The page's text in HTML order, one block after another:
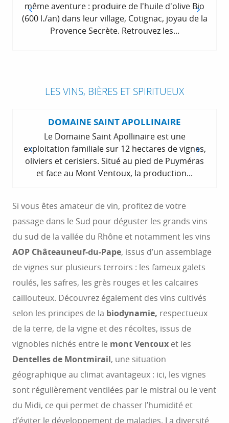
même aventure : produire de l'huile d'olive Bio
(600 l./an) dans leur village, Cotignac, joyau de la
Provence Secrète. Retrouvez les...
LES VINS, BIÈRES ET SPIRITUEUX
Si vous êtes amateur de vin, profitez de votre
passage dans le Sud pour déguster les grands vins
du sud de la vallée du Rhône et notamment les vins
AOP Châteauneuf-du-Pape, issus d’un assemblage
de vignes sur plusieurs terroirs : les fameux galets
roulés, les safres, les grès rouges et les calcaires
caillouteux. Découvrez également des vins cultivés
selon les principes de la biodynamie, respectueux
de la terre, de la vigne et des récoltes, issus de
vignobles nichés entre le mont Ventoux et les
Dentelles de Montmirail, une situation
géographique au climat avantageux : ici, les vignes
sont régulièrement ventilées par le mistral ou le vent
du Midi, ce qui permet de chasser l’humidité et
d’éviter le développement de maladies. La diversité
DOMAINE SAINT APOLLINAIRE
Le Domaine Saint Apollinaire est une
exploitation familiale sur 12 hectares de vignes,
oliviers et cerisiers. Situé au pied de Puyméras
et face au Mont Ventoux, la production...